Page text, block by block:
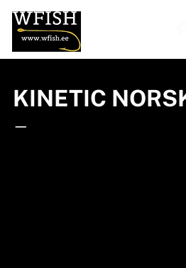
KINETIC
—